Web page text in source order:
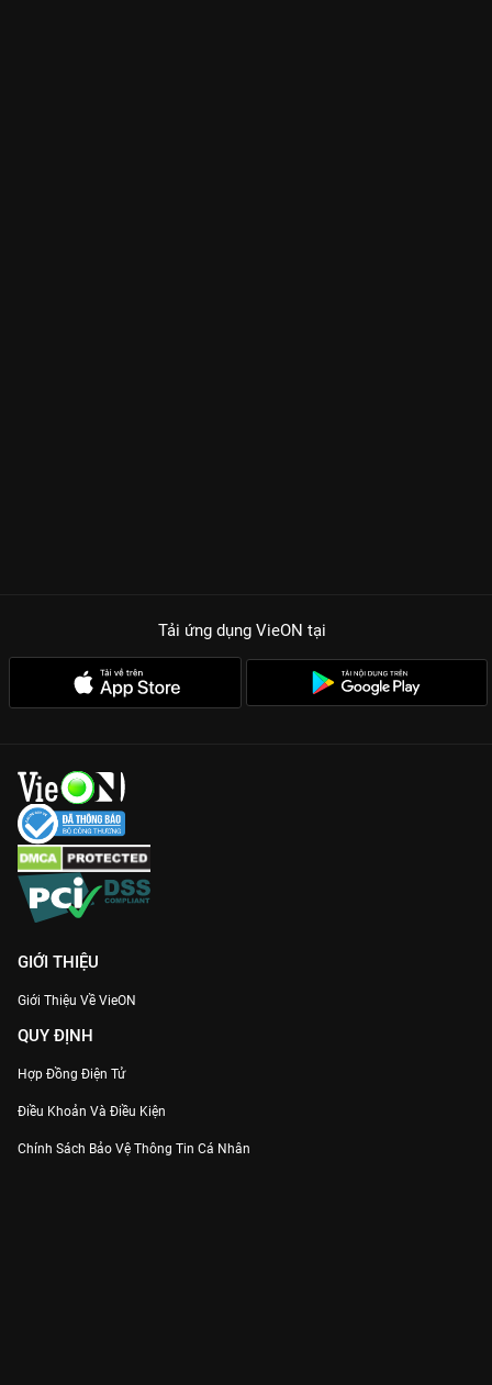
Tải ứng dụng VieON tại
GIỚI THIỆU
Giới Thiệu Về VieON
QUY ĐỊNH
Hợp Đồng Điện Tử
Điều Khoản Và Điều Kiện
Chính Sách Bảo Vệ Thông Tin Cá Nhân